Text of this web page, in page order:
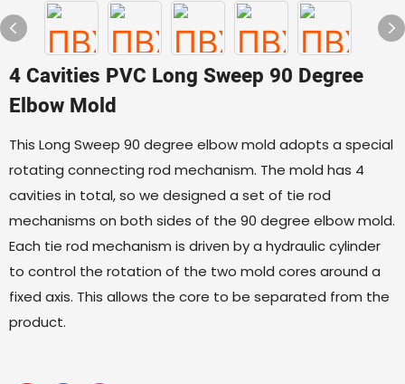
4 Cavities PVC Long Sweep 90 Degree
Elbow Mold
This Long Sweep 90 degree elbow mold adopts a special
rotating connecting rod mechanism. The mold has 4
cavities in total, so we designed a set of tie rod
mechanisms on both sides of the 90 degree elbow mold.
Each tie rod mechanism is driven by a hydraulic cylinder
to control the rotation of the two mold cores around a
fixed axis. This allows the core to be separated from the
product.